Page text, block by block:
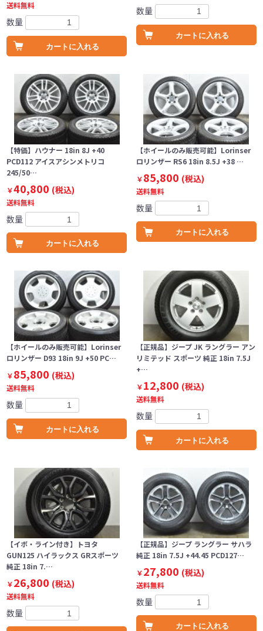
送料無料
数量
カートに入れる
数量
カートに入れる
【特価】ハウナー 18in 8J +40
PCD112 アイスアシンメトリコ
245/50…
￥40,800 (税込)
送料無料
数量
カートに入れる
【ホイールのみ販売可能】Lorinser
ロリンザー RS6 18in 8.5J +38 …
￥85,800 (税込)
送料無料
数量
カートに入れる
【ホイールのみ販売可能】Lorinser
ロリンザー D93 18in 9J +50 PC…
￥85,800 (税込)
送料無料
数量
カートに入れる
【正規品】ジープ JK ラングラー アン
リミテッド スポーツ 純正 18in 7.5J
+…
￥12,800 (税込)
送料無料
数量
カートに入れる
【イボ・ライン付き】トヨタ
GUN125 ハイラックス GRスポーツ
純正 18in 7.…
￥26,800 (税込)
送料無料
数量
【正規品】ジープ ラングラー サハラ
純正 18in 7.5J +44.45 PCD127…
￥27,800 (税込)
送料無料
数量
カートに入れる